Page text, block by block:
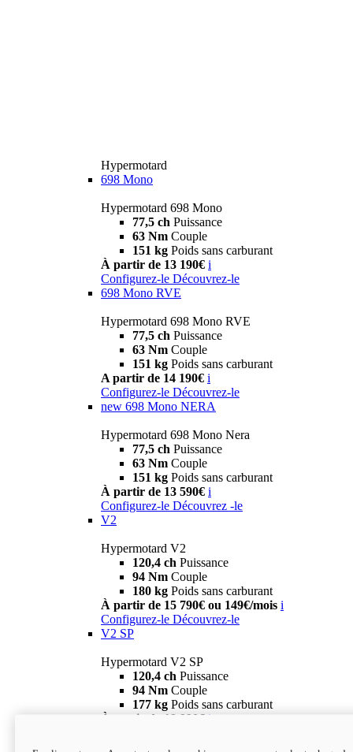
Hypermotard
698 Mono
Hypermotard 698 Mono
77,5 ch Puissance
63 Nm Couple
151 kg Poids sans carburant
À partir de 13 190€ i
Configurez-le Découvrez-le
698 Mono RVE
Hypermotard 698 Mono RVE
77,5 ch Puissance
63 Nm Couple
151 kg Poids sans carburant
A partir de 14 190€ i
Configurez-le Découvrez-le
new 698 Mono NERA
Hypermotard 698 Mono Nera
77,5 ch Puissance
63 Nm Couple
151 kg Poids sans carburant
À partir de 13 590€ i
Configurez-le Découvrez -le
V2
Hypermotard V2
120,4 ch Puissance
94 Nm Couple
180 kg Poids sans carburant
À partir de 15 790€ ou 149€/mois i
Configurez-le Découvrez-le
V2 SP
Hypermotard V2 SP
120,4 ch Puissance
94 Nm Couple
177 kg Poids sans carburant
À partir de 19 990€ i
new
V2 SP 100